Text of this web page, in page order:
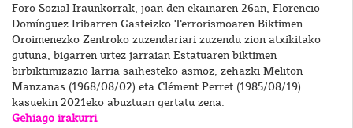
Foro Sozial Iraunkorrak, joan den ekainaren 26an, Florencio
Domínguez Iribarren Gasteizko Terrorismoaren Biktimen
Oroimenezko Zentroko zuzendariari zuzendu zion atxikitako
gutuna, bigarren urtez jarraian Estatuaren biktimen
birbiktimizazio larria saihesteko asmoz, zehazki Meliton
Manzanas (1968/08/02) eta Clément Perret (1985/08/19)
kasuekin 2021eko abuztuan gertatu zena.
Gehiago irakurri